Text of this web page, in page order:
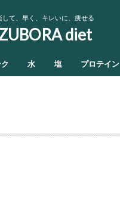
して、早く、キレいに、痩せる
diet
水 塩 プロテイン